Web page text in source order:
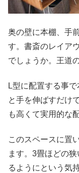
奥の壁に本棚、手
す。書斎のレイア
でしょうか。王道
L型に配置する事
と手を伸ばすだけ
も高くて実用的な
このスペースに置
ます。3畳ほどの
るようにという気